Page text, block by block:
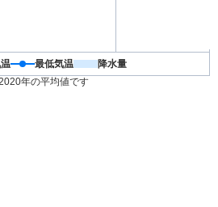
最低気温
降水量
年の平均値です